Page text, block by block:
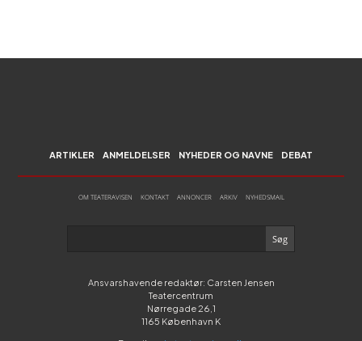
ARTIKLER ANMELDELSER NYHEDER OG NAVNE DEBAT
OM TEATERAVISEN KONTAKT ANNONCER ARKIV NYHEDSMAIL
Ansvarshavende redaktør: Carsten Jensen
Teatercentrum
Nørregade 26,1
1165 København K